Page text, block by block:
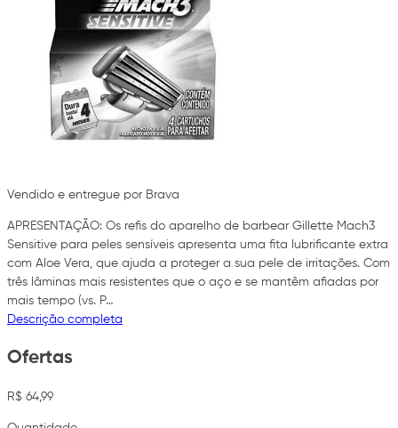
Vendido e entregue por Brava
APRESENTAÇÃO: Os refis do aparelho de barbear Gillette Mach3
Sensitive para peles sensíveis apresenta uma fita lubrificante extra
com Aloe Vera, que ajuda a proteger a sua pele de irritações. Com
três lâminas mais resistentes que o aço e se mantêm afiadas por
mais tempo (vs. P…
Descrição completa
Ofertas
R$ 64,99